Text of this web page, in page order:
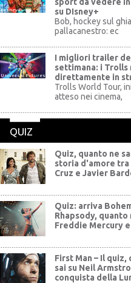
Disney+
su DIsney+
Bob, hockey sul
pallacanestro: ec
Universal Pictures
I migliori trailer
settimana: i Trolls
direttamente in
Trolls World Tour,
atteso nei cinema,
QUIZ
Quiz, quanto ne
storia d'amore tra
Cruz e Javier
Quiz: arriva
Rhapsody, quanto
Freddie Mercury e
First Man – Il quiz,
sai su Neil
conquista della